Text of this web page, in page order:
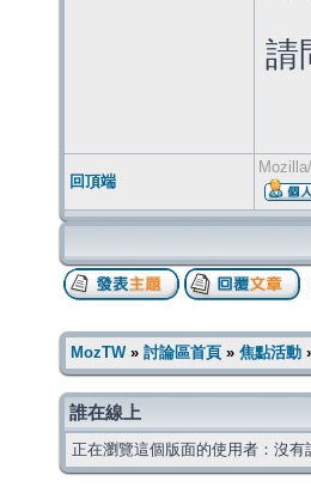
請
回頂端
MozTW» 討論區首頁 » 焦點活動
誰在線上
正在瀏覽這個版面的使用者：沒